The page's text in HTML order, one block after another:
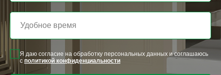
Я даю согласие на обработку персональных данных и соглашаюсь
с политикой конфиденциальности